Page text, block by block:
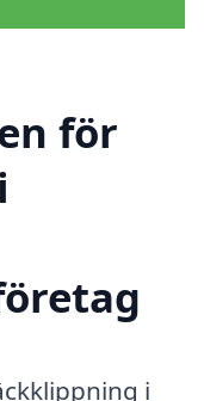
för
i